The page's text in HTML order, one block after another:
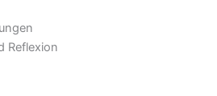
Reflexion